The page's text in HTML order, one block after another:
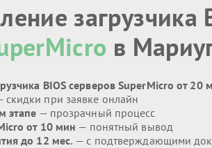
загрузчика
в
BIOS серверов SuperMicro от 20
скидки при заявке онлайн
этапе — прозрачный процесс
от 10 мин — понятный вывод
до 12 мес. — с подтверждающими